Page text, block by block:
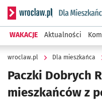
Serwis informacyjny
WAKACJE Aktualności
wroclaw.pl Dla mieszkańca
Paczki Dobrych
mieszkańców z